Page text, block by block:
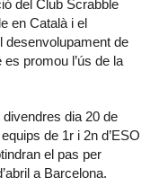
del Club Scrabble
en Català i el
desenvolupament de
promou l’ús de la
dia 20 de
de 1r i 2n d’ESO
el pas per
a Barcelona.